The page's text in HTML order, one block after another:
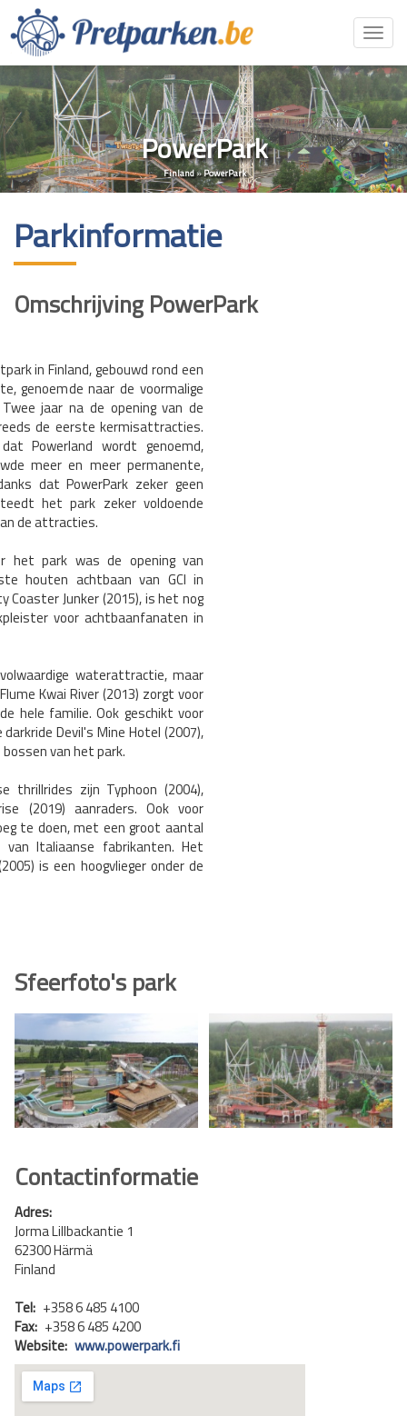
PowerPark
Finland»PowerPark
Parkinformatie
Omschrijving PowerPark
in Finland, gebouwd rond een
genoemde naar de voormalige
jaar na de opening van de
de eerste kermisattracties.
Powerland wordt genoemd,
meer en meer permanente,
dat PowerPark zeker geen
het park zeker voldoende
de attracties.
het park was de opening van
houten achtbaan van GCI in
Coaster Junker (2015), is het nog
voor achtbaanfanaten in
waterattractie, maar
Kwai River (2013) zorgt voor
hele familie. Ook geschikt voor
Devil's Mine Hotel (2007),
van het park.
thrillrides zijn Typhoon (2004),
(2019) aanraders. Ook voor
te doen, met een groot aantal
Italiaanse fabrikanten. Het
is een hoogvlieger onder de
Sfeerfoto's park
Contactinformatie
Adres:
Jorma Lillbackantie 1
62300 Härmä
Finland
Tel: +358 6 485 4100
Fax: +358 6 485 4200
Website: www.powerpark.fi